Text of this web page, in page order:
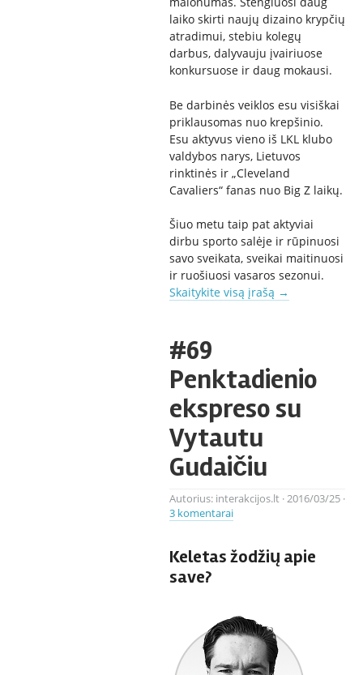
laiko skirti naujų dizaino krypčių
atradimui, stebiu kolegų
darbus, dalyvauju įvairiuose
konkursuose ir daug mokausi.
Be darbinės veiklos esu visiškai
priklausomas nuo krepšinio.
Esu aktyvus vieno iš LKL klubo
valdybos narys, Lietuvos
rinktinės ir „Cleveland
Cavaliers“ fanas nuo Big Z laikų.
Šiuo metu taip pat aktyviai
dirbu sporto salėje ir rūpinuosi
savo sveikata, sveikai maitinuosi
ir ruošiuosi vasaros sezonui.
Skaitykite visą įrašą →
#69
Penktadienio
ekspreso su
Vytautu
Gudaičiu
Autorius: interakcijos.lt·2016/03/25·
3 komentarai
Keletas žodžių apie
save?